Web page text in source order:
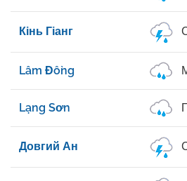
Кінь Гіанг
Lâm Đồng
Lạng Sơn
Довгий Ан